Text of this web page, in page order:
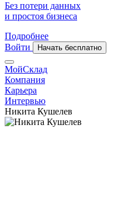
Без потери данных
и простоя бизнеса
Подробнее
Войти
Начать бесплатно
МойСклад
Компания
Карьера
Интервью
Никита Кушелев